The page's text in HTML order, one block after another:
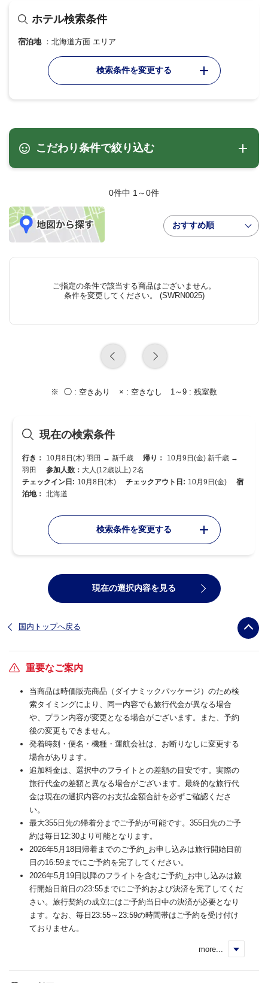
ホテル検索条件
宿泊地 北海道方面 エリア
検索条件を変更する
こだわり条件で絞り込む
0件中 1～0件
おすすめ順
ご指定の条件で該当する商品はございません。
条件を変更してください。 (SWRN0025)
◯ : 空きあり × : 空きなし 1～9 : 残室数
現在の検索条件
行き： 10月8日(木) 羽田 → 新千歳 帰り：
10月9日(金) 新千歳 →
羽田
参加人数： 大人(12歳以上) 2名
チェックイン日: 10月8日(木) チェックアウト日: 10月9日(金)
宿
泊地： 北海道
検索条件を変更する
現在の選択内容を見る
国内トップへ戻る
重要なご案内
当商品は時価販売商品（ダイナミックパッケージ）のため検
索タイミングにより、同一内容でも旅行代金が異なる場合
や、プラン内容が変更となる場合がございます。また、予約
後の変更もできません。
発着時刻・便名・機種・運航会社は、お断りなしに変更する
場合があります。
追加料金は、選択中のフライトとの差額の目安です。実際の
旅行代金の差額と異なる場合がございます。最終的な旅行代
金は現在の選択内容のお支払金額合計を必ずご確認くださ
い。
最大355日先の帰着分までご予約が可能です。355日先のご予
約は毎日12:30より可能となります。
2026年5月18日帰着までのご予約_お申し込みは旅行開始日前
日の16:59までにご予約を完了してください。
2026年5月19日以降のフライトを含むご予約_お申し込みは旅
行開始日前日の23:55までにご予約および決済を完了してくだ
さい。旅行契約の成立にはご予約当日中の決済が必要となり
ます。なお、毎日23:55～23:59の時間帯はご予約を受け付け
ておりません。
more...